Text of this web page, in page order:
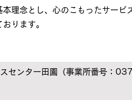
本理念とし、心のこもったサー
ります。
スセンター田園（事業所番号：